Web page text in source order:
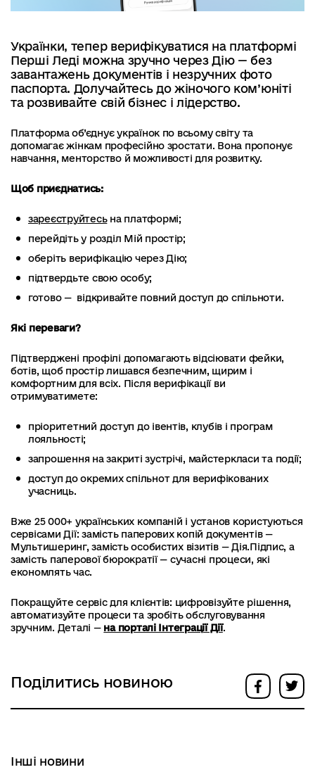
Українки, тепер верифікуватися на платформі
Перші Леді можна зручно через Дію — без
завантажень документів і незручних фото
паспорта. Долучайтесь до жіночого ком’юніті
та розвивайте свій бізнес і лідерство.
Платформа об’єднує українок по всьому світу та
допомагає жінкам професійно зростати. Вона пропонує
навчання, менторство й можливості для розвитку.
Щоб приєднатись:
зареєструйтесьна платформі;
перейдіть у розділ Мій простір;
оберіть верифікацію через Дію;
підтвердьте свою особу;
готово — відкривайте повний доступ до спільноти.
Які переваги?
Підтверджені профілі допомагають відсіювати фейки,
ботів, щоб простір лишався безпечним, щирим і
комфортним для всіх. Після верифікації ви
отримуватимете:
пріоритетний доступ до івентів, клубів і програм
лояльності;
запрошення на закриті зустрічі, майстеркласи та події;
доступ до окремих спільнот для верифікованих
учасниць.
Вже 25 000+ українських компаній і установ користуються
сервісами Дії: замість паперових копій документів —
Мультишеринг, замість особистих візитів — Дія.Підпис, а
замість паперової бюрократії — сучасні процеси, які
економлять час.
Покращуйте сервіс для клієнтів: цифровізуйте рішення,
автоматизуйте процеси та зробіть обслуговування
зручним. Деталі — на порталі Інтеграції Дії.
Поділитись новиною
Інші новини